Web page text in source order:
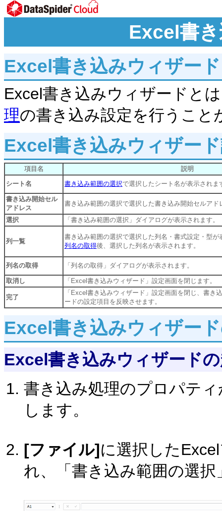
Excel書
Excel書き込みウィザー
Excel書き込みウィザードと
理の書き込み設定を行うこと
Excel書き込みウィザー
項目名
説明
シート名
書き込み範囲の選択で選択したシート名が表示されま
書き込み開始セル
アドレス
書き込み範囲の選択で選択した書き込み開始セルアド
選択 「書き込み範囲の選択」ダイアログが表示されます。
列一覧
書き込み範囲の選択で選択した列名・書式設定・型が
列名の取得後、選択した列名が表示されます。
列名の取得 「列名の取得」ダイアログが表示されます。
取消し 「Excel書き込みウィザード」設定画面を閉じます。
完了
「Excel書き込みウィザード」設定画面を閉じ、書き
ードの設定項目を反映させます。
Excel書き込みウィザー
Excel書き込みウィザード
書き込み処理のプロパテ
します。
[ファイル]に選択した
れ、「書き込み範囲の選